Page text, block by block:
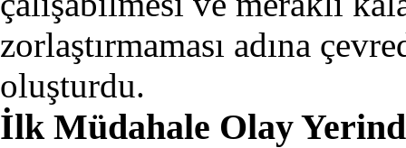
zorlaştırmaması adına
oluşturdu.
İlk Müdahale Olay